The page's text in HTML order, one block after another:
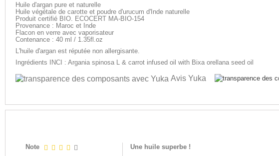
Huile d'argan pure et naturelle
Huile végétale de carotte et poudre d'urucum d'Inde naturelle
Produit certifié BIO. ECOCERT MA-BIO-154
Provenance : Maroc et Inde
Flacon en verre avec vaporisateur
Contenance : 40 ml / 1.35fl.oz
L'huile d'argan est réputée non allergisante.
Ingrédients INCI : Argania spinosa L & carrot infused oil with Bixa orellana seed oil
Avis Yuka
Note
Une huile superbe !